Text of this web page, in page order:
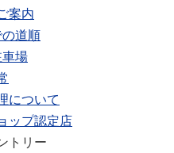
案内
の道順
車場
について
ップ認定店
トリー